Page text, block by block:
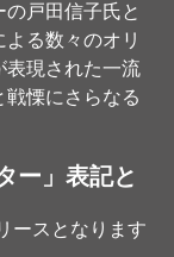
の戸田信子氏と
る数々のオリ
表現された一流
慄にさらなる
ー」表記と
ースとなります